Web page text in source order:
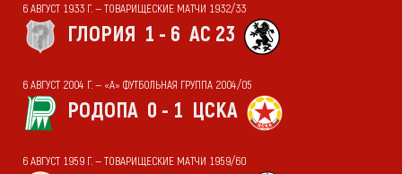
6 АВГУСТ 1933 Г. — ТОВАРИЩЕСКИЕ МАТЧИ 1932/33
ГЛОРИЯ 1 - 6 АС 23
6 АВГУСТ 2004 Г. — «А» ФУТБОЛЬНАЯ ГРУППА 2004/05
РОДОПА 0 - 1 ЦСКА
6 АВГУСТ 1959 Г. — ТОВАРИЩЕСКИЕ МАТЧИ 1959/60